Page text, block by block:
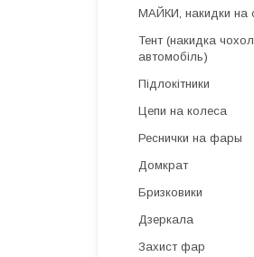
МАЙКИ, накидки на
Тент (накидка
автомобіль)
Підлокітники
Цепи на колеса
Реснички на фары
Домкрат
Бризковики
Дзеркала
Захист фар